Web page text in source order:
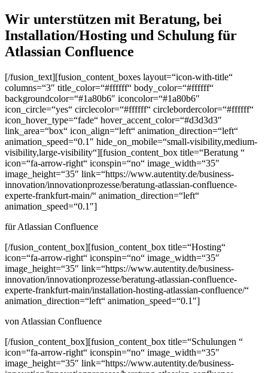
Wir unterstützen mit Beratung, bei
Installation/Hosting und Schulung für
Atlassian Confluence
[/fusion_text][fusion_content_boxes layout=“icon-with-title“
columns=“3″ title_color=“#ffffff“ body_color=“#ffffff“
backgroundcolor=“#1a80b6″ iconcolor=“#1a80b6″
icon_circle=“yes“ circlecolor=“#ffffff“ circlebordercolor=“#ffffff“
icon_hover_type=“fade“ hover_accent_color=“#d3d3d3″
link_area=“box“ icon_align=“left“ animation_direction=“left“
animation_speed=“0.1″ hide_on_mobile=“small-visibility,medium-
visibility,large-visibility“][fusion_content_box title=“Beratung “
icon=“fa-arrow-right“ iconspin=“no“ image_width=“35″
image_height=“35″ link=“https://www.autentity.de/business-
innovation/innovationprozesse/beratung-atlassian-confluence-
experte-frankfurt-main/“ animation_direction=“left“
animation_speed=“0.1″]
für Atlassian Confluence
[/fusion_content_box][fusion_content_box title=“Hosting“
icon=“fa-arrow-right“ iconspin=“no“ image_width=“35″
image_height=“35″ link=“https://www.autentity.de/business-
innovation/innovationprozesse/beratung-atlassian-confluence-
experte-frankfurt-main/installation-hosting-atlassian-confluence/“
animation_direction=“left“ animation_speed=“0.1″]
von Atlassian Confluence
[/fusion_content_box][fusion_content_box title=“Schulungen “
icon=“fa-arrow-right“ iconspin=“no“ image_width=“35″
image_height=“35″ link=“https://www.autentity.de/business-